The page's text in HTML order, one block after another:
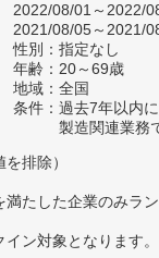
2022/08/01～2022/
2021/08/05～2021/
性別：指定なし
年齢：20～69歳
地域：全国
条件：過去7年以内
製造関連業務
排除）
たした企業のみラ
ン対象となります。